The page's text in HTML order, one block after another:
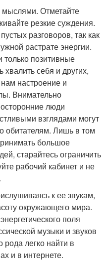
Отметайте
резкие суждения.
разговоров, так как
растрате энергии.
позитивные
себя и других,
настроение и
Внимательно
люди
взглядами могут
обитателям. Лишь в том
большое
старайтесь ограничить
рабочий кабинет и не
к ее звукам,
окружающего мира.
поля
музыки и звуков
легко найти в
и в интернете.